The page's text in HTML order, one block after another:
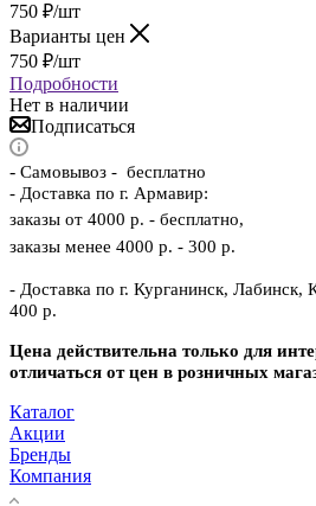
750 ₽/шт
Варианты цен
750 ₽/шт
Подробности
Нет в наличии
Подписаться
- Самовывоз - бесплатно
- Доставка по г. Армавир:
заказы от 4000 р. - бесплатно,
заказы менее 4000 р. - 300 р.
- Доставка по г. Курганинск, Лабинск,
400 р.
Цена действительна только для
отличаться от цен в розничных
Каталог
Акции
Бренды
Компания